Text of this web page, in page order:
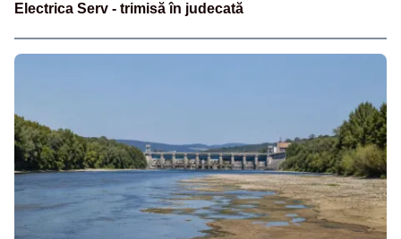
Electrica Serv - trimisă în judecată